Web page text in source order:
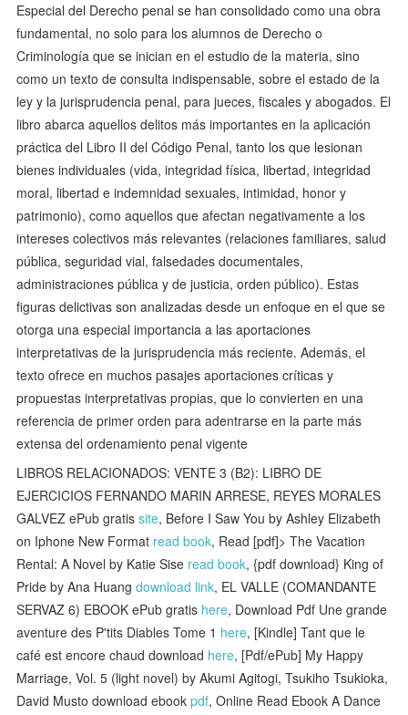
Especial del Derecho penal se han consolidado como una obra
fundamental, no solo para los alumnos de Derecho o
Criminología que se inician en el estudio de la materia, sino
como un texto de consulta indispensable, sobre el estado de la
ley y la jurisprudencia penal, para jueces, fiscales y abogados. El
libro abarca aquellos delitos más importantes en la aplicación
práctica del Libro II del Código Penal, tanto los que lesionan
bienes individuales (vida, integridad física, libertad, integridad
moral, libertad e indemnidad sexuales, intimidad, honor y
patrimonio), como aquellos que afectan negativamente a los
intereses colectivos más relevantes (relaciones familiares, salud
pública, seguridad vial, falsedades documentales,
administraciones pública y de justicia, orden público). Estas
figuras delictivas son analizadas desde un enfoque en el que se
otorga una especial importancia a las aportaciones
interpretativas de la jurisprudencia más reciente. Además, el
texto ofrece en muchos pasajes aportaciones críticas y
propuestas interpretativas propias, que lo convierten en una
referencia de primer orden para adentrarse en la parte más
extensa del ordenamiento penal vigente
LIBROS RELACIONADOS: VENTE 3 (B2): LIBRO DE
EJERCICIOS FERNANDO MARIN ARRESE, REYES MORALES
GALVEZ ePub gratissite, Before I Saw You by Ashley Elizabeth
on Iphone New Format read book, Read [pdf]> The Vacation
Rental: A Novel by Katie Sise read book, {pdf download} King of
Pride by Ana Huangdownload link, EL VALLE (COMANDANTE
SERVAZ 6) EBOOK ePub gratis here, Download Pdf Une grande
aventure des P'tits Diables Tome 1 here, [Kindle] Tant que le
café est encore chaud download here, [Pdf/ePub] My Happy
Marriage, Vol. 5 (light novel) by Akumi Agitogi, Tsukiho Tsukioka,
David Musto download ebookpdf, Online Read Ebook A Dance